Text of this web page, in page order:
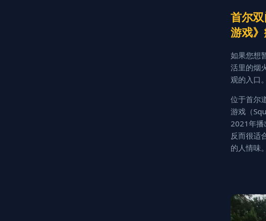
首尔
游戏
如果您想
活里的烟
观的入口。
位于首尔
游戏（
2021年播
反而很适
的人情味。